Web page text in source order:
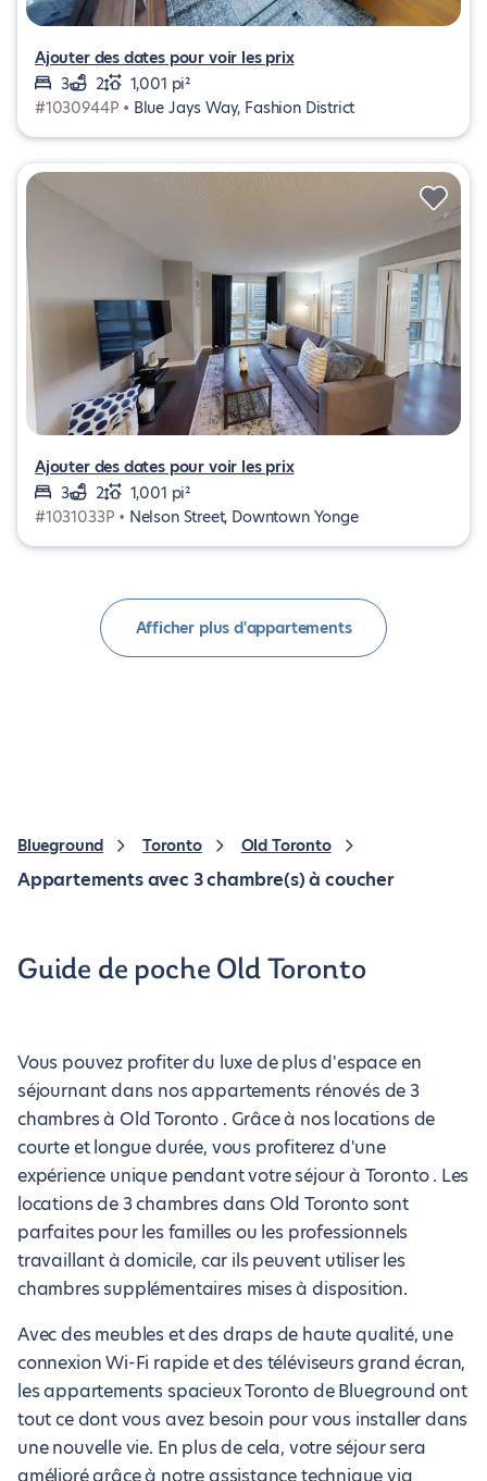
Ajouter des dates pour voir les prix
3
2
1,001 pi²
#1030944P • Blue Jays Way, Fashion District
Ajouter des dates pour voir les prix
3
2
1,001 pi²
#1031033P • Nelson Street, Downtown Yonge
Afficher plus d'appartements
Blueground Toronto Old Toronto
Appartements avec 3 chambre(s) à coucher
Guide de poche Old Toronto
Vous pouvez profiter du luxe de plus d'espace en
séjournant dans nos appartements rénovés de 3
chambres à Old Toronto . Grâce à nos locations de
courte et longue durée, vous profiterez d'une
expérience unique pendant votre séjour à Toronto . Les
locations de 3 chambres dans Old Toronto sont
parfaites pour les familles ou les professionnels
travaillant à domicile, car ils peuvent utiliser les
chambres supplémentaires mises à disposition.
Avec des meubles et des draps de haute qualité, une
connexion Wi-Fi rapide et des téléviseurs grand écran,
les appartements spacieux Toronto de Blueground ont
tout ce dont vous avez besoin pour vous installer dans
une nouvelle vie. En plus de cela, votre séjour sera